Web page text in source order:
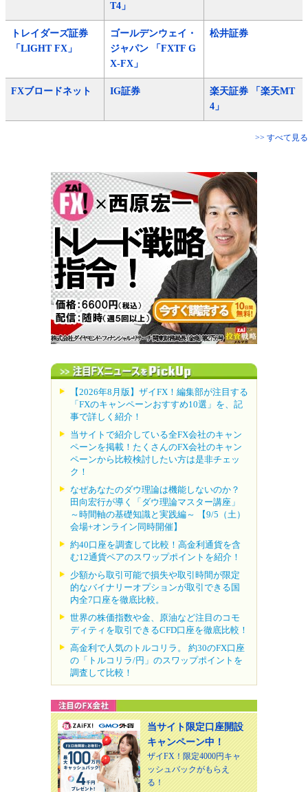
T4」
トレイダーズ証券
「LIGHT FX」
ゴールデンウェイ・
ジャパン 「FXTF G
X-FX」
松井証券
FXブロードネット IG証券
楽天証券 「楽天MT
4」
>> すべて見る
【2026年8月版】ザイFX！編集部が注目する
「FXのキャンペーンおすすめ10選」を、記
事で詳しく紹介！
当サイトで紹介している全FX会社のキャン
ペーンを掲載！たくさんのFX会社のキャン
ペーンから比較検討したい方は是非チェッ
ク！
なぜあなたのダウ理論は機能しないのか？
田向宏行が導く「ダウ理論マスター講座」
～時間軸の基礎知識と実践編～ 【9/5（土）
会場+オンライン同時開催】
約40口座を調査して比較！高金利通貨を含
む12通貨ペアのスワップポイントを紹介！
少額から取引可能で損失や取引時間が限定
的なバイナリーオプションが取引できる国
内全7口座を徹底比較。
世界の株価指数や金、原油など注目のコモ
ディティを取引できるCFD口座を徹底比較！
高金利で人気のトルコリラ。 約30のFX口座
の「トルコリラ/円」のスワップポイントを
調査して比較！
当サイト限定口座開設
キャンペーン中！
ザイFX！限定4000円キャ
ッシュバックがもらえ
る！